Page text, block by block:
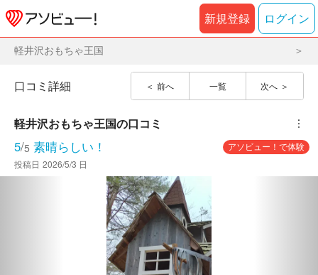
新規登録 ログイン
軽井沢おもちゃ王国
前へ 一覧 次へ
口コミ詳細
軽井沢おもちゃ王国の口コミ ︙
5/5 素晴らしい！
アソビュー！で体験
投稿日 2026/5/3 日